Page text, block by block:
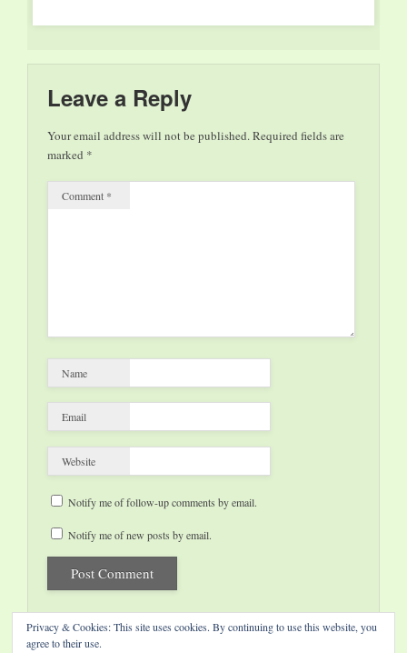
Ausgang des Januars
zahlreiche kulturelle
Großausstellung
"Generation Pop!".
Am Donnerstag, den
23. Januar 2014,
Leave a Reply
Your email address will not be published.Required fields are
marked *
Comment *
Name
Email
Website
Notify me of follow-up comments by email.
Notify me of new posts by email.
Privacy & Cookies: This site uses cookies. By continuing to use this website, you
agree to their use.